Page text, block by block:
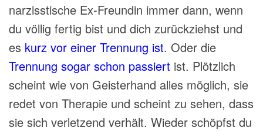
narzisstische Ex-Freundin immer dann, wenn
du völlig fertig bist und dich zurückziehst und
es kurz vor einer Trennung ist. Oder die
Trennung sogar schon passiert ist. Plötzlich
scheint wie von Geisterhand alles möglich, sie
redet von Therapie und scheint zu sehen, dass
sie sich verletzend verhält. Wieder schöpfst du